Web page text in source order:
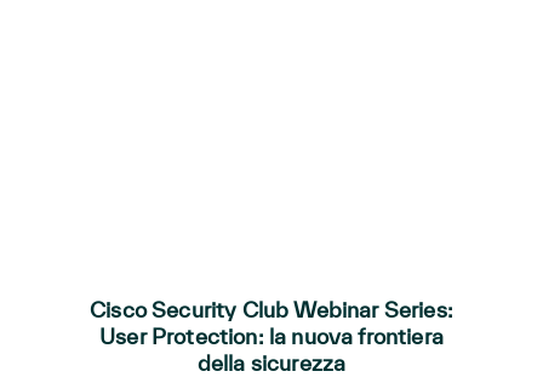
Cisco Security Club Webinar Series:
User Protection: la nuova frontiera
della sicurezza